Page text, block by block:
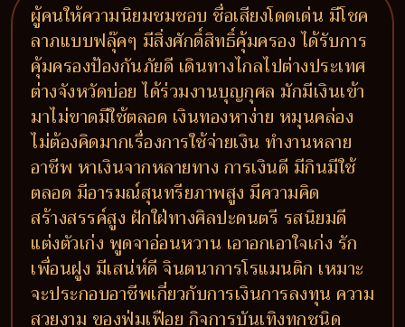
ผู้คนให้ความนิยมชมชอบ ชื่อเสียงโดดเด่น มีโชค
ลาภแบบฟลุ๊คๆ มีสิ่งศักดิ์สิทธิ์คุ้มครอง ได้รับการ
คุ้มครองป้องกันภัยดี เดินทางไกลไปต่างประเทศ
ต่างจังหวัดบ่อย ได้ร่วมงานบุญกุศล มักมีเงินเข้า
มาไม่ขาดมีใช้ตลอด เงินทองหาง่าย หมุนคล่อง
ไม่ต้องคิดมากเรื่องการใช้จ่ายเงิน ทำงานหลาย
อาชีพ หาเงินจากหลายทาง การเงินดี มีกินมีใช้
ตลอด มีอารมณ์สุนทรียภาพสูง มีความคิด
สร้างสรรค์สูง ฝักใฝ่ทางศิลปะดนตรี รสนิยมดี
แต่งตัวเก่ง พูดจาอ่อนหวาน เอาอกเอาใจเก่ง รัก
เพื่อนฝูง มีเสน่ห์ดี จินตนาการโรแมนติก เหมาะ
จะประกอบอาชีพเกี่ยวกับการเงินการลงทุน ความ
สวยงาม ของฟุ่มเฟือย กิจการบันเทิงทุกชนิด